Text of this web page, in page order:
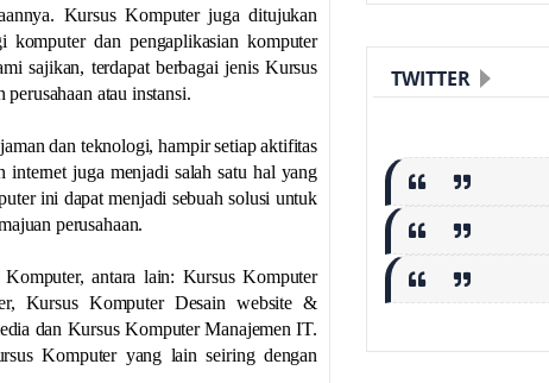
Kursus Komputer juga ditujukan
komputer dan pengaplikasian komputer
sajikan, terdapat berbagai jenis Kursus
atau instansi.
dan teknologi, hampir setiap aktifitas
internet juga menjadi salah satu hal yang
ini dapat menjadi sebuah solusi untuk
perusahaan.
antara lain: Kursus Komputer
Kursus Komputer Desain website &
dan Kursus Komputer Manajemen IT.
Komputer yang lain seiring dengan
TWITTER